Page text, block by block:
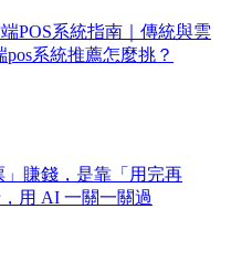
POS系統指南｜傳統與雲
系統推薦怎麼挑？
」賺錢，是靠「用完再
用 AI 一關一關過